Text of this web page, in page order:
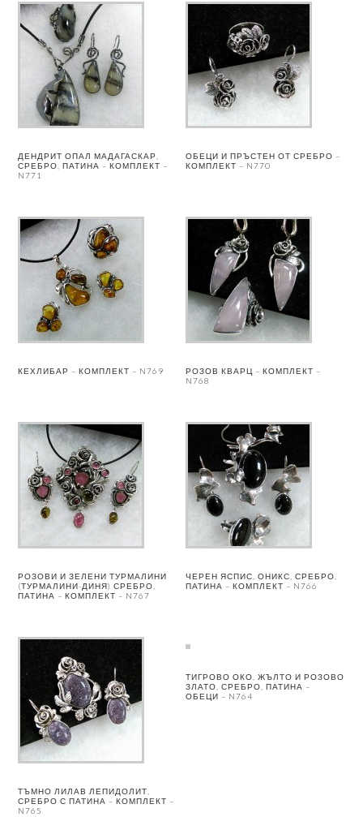
ДЕНДРИТ ОПАЛ МАДАГАСКАР,
СРЕБРО, ПАТИНА – КОМПЛЕКТ –
N771
ОБЕЦИ И ПРЪСТЕН ОТ СРЕБРО –
КОМПЛЕКТ – N770
КЕХЛИБАР – КОМПЛЕКТ – N769
РОЗОВ КВАРЦ – КОМПЛЕКТ –
N768
РОЗОВИ И ЗЕЛЕНИ ТУРМАЛИНИ
(ТУРМАЛИНИ-ДИНЯ) СРЕБРО,
ПАТИНА – КОМПЛЕКТ – N767
ЧЕРЕН ЯСПИС, ОНИКС, СРЕБРО,
ПАТИНА – КОМПЛЕКТ – N766
ТЪМНО ЛИЛАВ ЛЕПИДОЛИТ,
СРЕБРО С ПАТИНА – КОМПЛЕКТ –
N765
ТИГРОВО ОКО, ЖЪЛТО И РОЗОВО
ЗЛАТО, СРЕБРО, ПАТИНА –
ОБЕЦИ – N764